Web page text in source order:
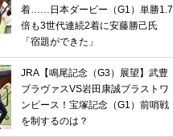
着……日本ダービー（G1）単勝1.7
倍も3世代連続2着に安藤勝己氏
「宿題ができた」
JRA【鳴尾記念（G3）展望】武豊
ブラヴァスVS岩田康誠ブラストワ
ンピース！宝塚記念（G1）前哨戦
を制するのは？